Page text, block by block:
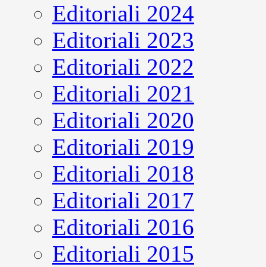
Editoriali 2024
Editoriali 2023
Editoriali 2022
Editoriali 2021
Editoriali 2020
Editoriali 2019
Editoriali 2018
Editoriali 2017
Editoriali 2016
Editoriali 2015